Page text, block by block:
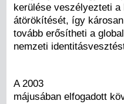
kerülése veszélyezteti
átörökítését, így
tovább erősítheti a
nemzeti
A 2003
májusában elfogadott